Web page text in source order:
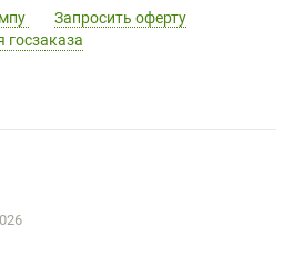
Запросить оферту
госзаказа